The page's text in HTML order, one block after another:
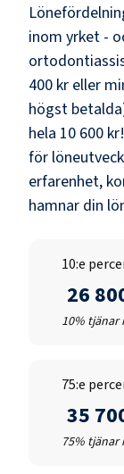
inom yrket -
400 kr eller
högst
hela 10 600 kr
för
erfarenhet,
hamnar din
10:e
26
10% tjänar
75:e
35
75% tjänar